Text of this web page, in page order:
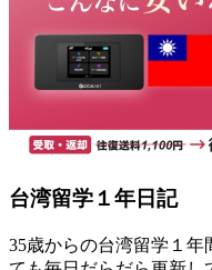
台湾留学１年日記
35歳からの台湾留学１